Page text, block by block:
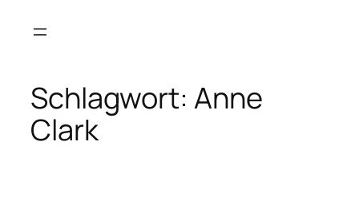
Inhalt
Schlagwort: Anne
Clark